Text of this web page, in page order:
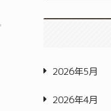
2026年5月
2026年4月